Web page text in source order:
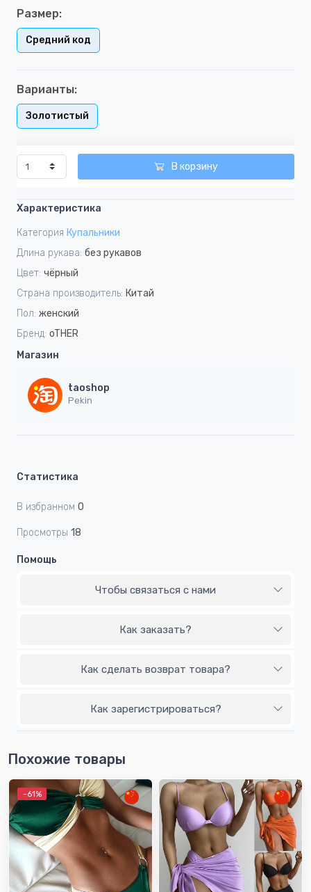
Размер:
Средний код
Варианты:
Золотистый
В корзину
Характеристика
Категория Купальники
Длина рукава: без рукавов
Цвет: чёрный
Страна производитель: Китай
Пол: женский
Бренд: oTHER
Магазин
taoshop
Pekin
Статистика
В избранном 0
Просмотры 18
Помощь
Чтобы связаться с нами
Как заказать?
Как сделать возврат товара?
Как зарегистрироваться?
Похожие товары
-61%